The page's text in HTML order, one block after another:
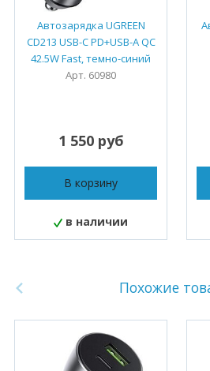
Автозарядка UGREEN
CD213 USB-C PD+USB-A QC
42.5W Fast, темно-синий
Арт. 60980
1 550 руб
В корзину
в наличии
Похожие